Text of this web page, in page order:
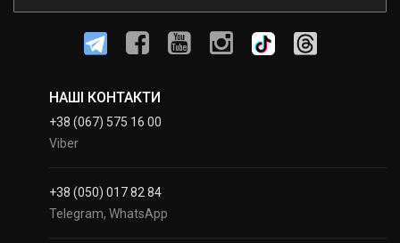
НАШІ КОНТАКТИ
+38 (067) 575 16 00
Viber
+38 (050) 017 82 84
Telegram, WhatsApp